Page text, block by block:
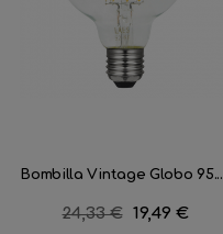
Bombilla Vintage Globo 95...
Precio
24,33 € Precio
19,49 €